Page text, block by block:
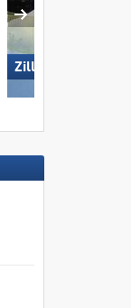
Zillertal Arena